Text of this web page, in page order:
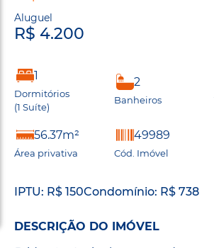
Aluguel
R$ 4.200
1
Dormitórios
(1 Suíte)
2
Banheiros
56.37m²
Área privativa
49989
Cód. Imóvel
IPTU: R$ 150Condomínio: R$ 738
DESCRIÇÃO DO IMÓVEL